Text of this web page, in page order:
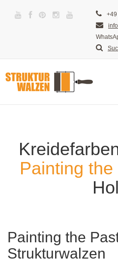
Painting
Painting the
Strukturwalzen